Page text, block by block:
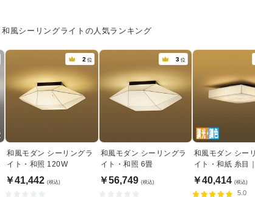
和風シーリングライトの人気ランキング
2 位
和風モダン シーリングラ
イト・和照 120W
￥41,442 (税込)
3 位
和風モダン シーリングラ
イト・和照 6畳
￥56,749 (税込)
和風モダン シー
イト・和紙 糸目
￥40,414 (税込)
5.0